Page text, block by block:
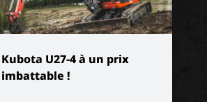
Kubota U27-4 à un prix
imbattable !